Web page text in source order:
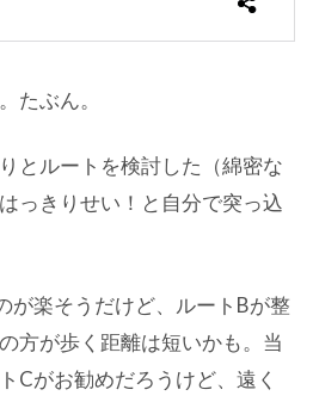
たぶん。
とルートを検討した（綿密な
っきりせい！と自分で突っ込
が楽そうだけど、ルートBが整
方が歩く距離は短いかも。当
Cがお勧めだろうけど、遠く